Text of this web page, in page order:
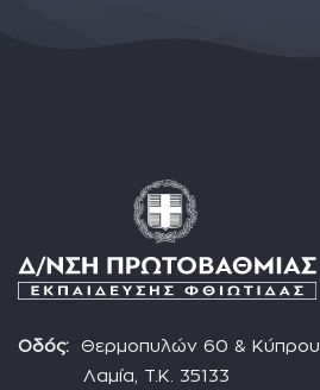
Οδός: Θερμοπυλών 60 & Κύπρου
Λαμία, Τ.Κ. 35133